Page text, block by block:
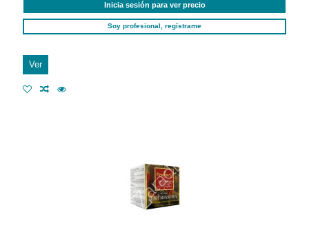
Inicia sesión para ver precio
Soy profesional, regístrame
Ver